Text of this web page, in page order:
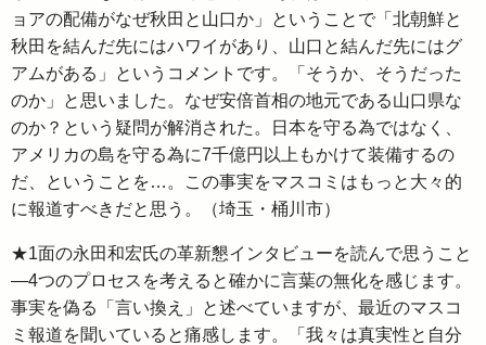
ョアの配備がなぜ秋田と山口か」ということで「北朝鮮と
秋田を結んだ先にはハワイがあり、山口と結んだ先にはグ
アムがある」というコメントです。「そうか、そうだった
のか」と思いました。なぜ安倍首相の地元である山口県な
のか？という疑問が解消された。日本を守る為ではなく、
アメリカの島を守る為に7千億円以上もかけて装備するの
だ、ということを…。この事実をマスコミはもっと大々的
に報道すべきだと思う。（埼玉・桶川市）
★1面の永田和宏氏の革新懇インタビューを読んで思うこと
―4つのプロセスを考えると確かに言葉の無化を感じます。
事実を偽る「言い換え」と述べていますが、最近のマスコ
ミ報道を聞いていると痛感します。「我々は真実性と自分